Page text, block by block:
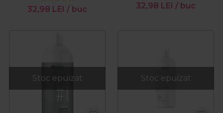
5.35 60 ml
32,98 LEI / buc
60 ml
32,98 LEI / buc
Stoc epuizat Stoc epuizat